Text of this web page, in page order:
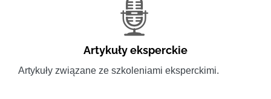
Artykuły eksperckie
Artykuły związane ze szkoleniami eksperckimi.